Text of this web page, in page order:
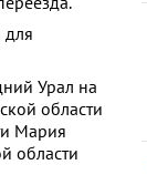
для
Урал на
области
Мария
области